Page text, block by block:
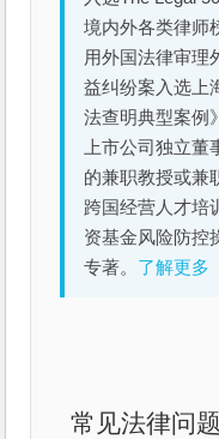
境内外各类律师
用外国法律审理
益纠纷案入选上
法查明典型案例
上市公司独立
的兼职教授或兼
跨国经营人才培
资基金风险防控
专著。 了解更多
常见法律问题